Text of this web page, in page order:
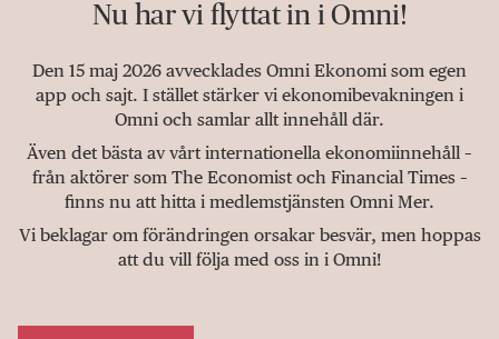
Nu har vi flyttat in i Omni!
Den 15 maj 2026 avvecklades Omni Ekonomi som egen
app och sajt. I stället stärker vi ekonomibevakningen i
Omni och samlar allt innehåll där.
Även det bästa av vårt internationella ekonomiinnehåll –
från aktörer som The Economist och Financial Times –
finns nu att hitta i medlemstjänsten Omni Mer.
Vi beklagar om förändringen orsakar besvär, men hoppas
att du vill följa med oss in i Omni!